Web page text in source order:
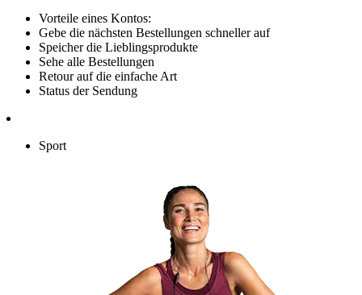
Vorteile eines Kontos:
Gebe die nächsten Bestellungen schneller auf
Speicher die Lieblingsprodukte
Sehe alle Bestellungen
Retour auf die einfache Art
Status der Sendung
Sport